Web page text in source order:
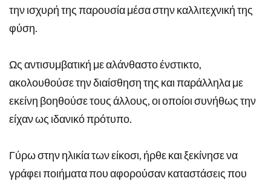
την ισχυρή της παρουσία μέσα στην καλλιτεχνική της
φύση.
Ως αντισυμβατική με αλάνθαστο ένστικτο,
ακολουθούσε την διαίσθηση της και παράλληλα με
εκείνη βοηθούσε τους άλλους, οι οποίοι συνήθως την
είχαν ως ιδανικό πρότυπο.
Γύρω στην ηλικία των είκοσι, ήρθε και ξεκίνησε να
γράφει ποιήματα που αφορούσαν καταστάσεις που